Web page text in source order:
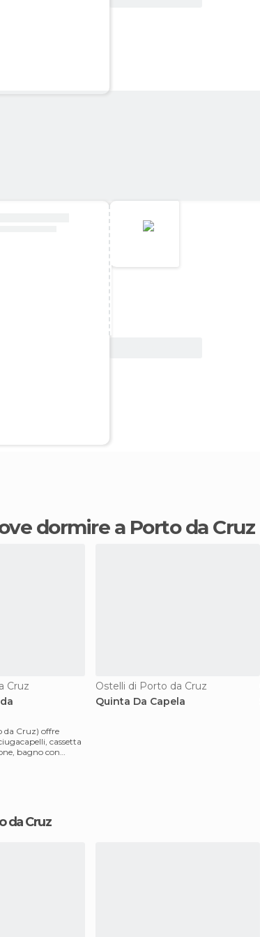
dormire a Porto da Cruz
Cruz
da Cruz) offre
cassetta
bagno con
Ostelli di Porto da Cruz
Quinta Da Capela
da Cruz